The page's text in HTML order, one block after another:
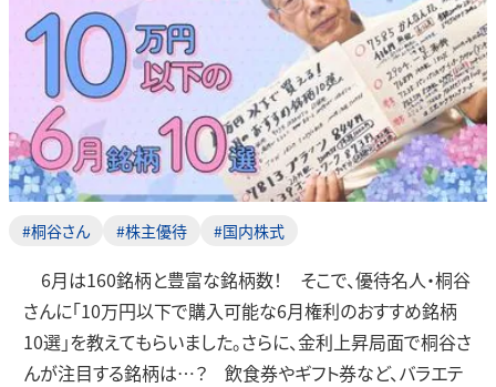
#桐谷さん #株主優待 #国内株式
6月は160銘柄と豊富な銘柄数！ そこで、優待名人・桐谷
さんに「10万円以下で購入可能な6月権利のおすすめ銘柄
10選」を教えてもらいました。さらに、金利上昇局面で桐谷さ
んが注目する銘柄は…？ 飲食券やギフト券など、バラエテ